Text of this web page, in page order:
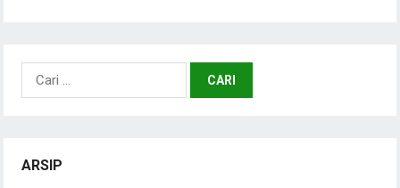
Cari
untuk:
ARSIP